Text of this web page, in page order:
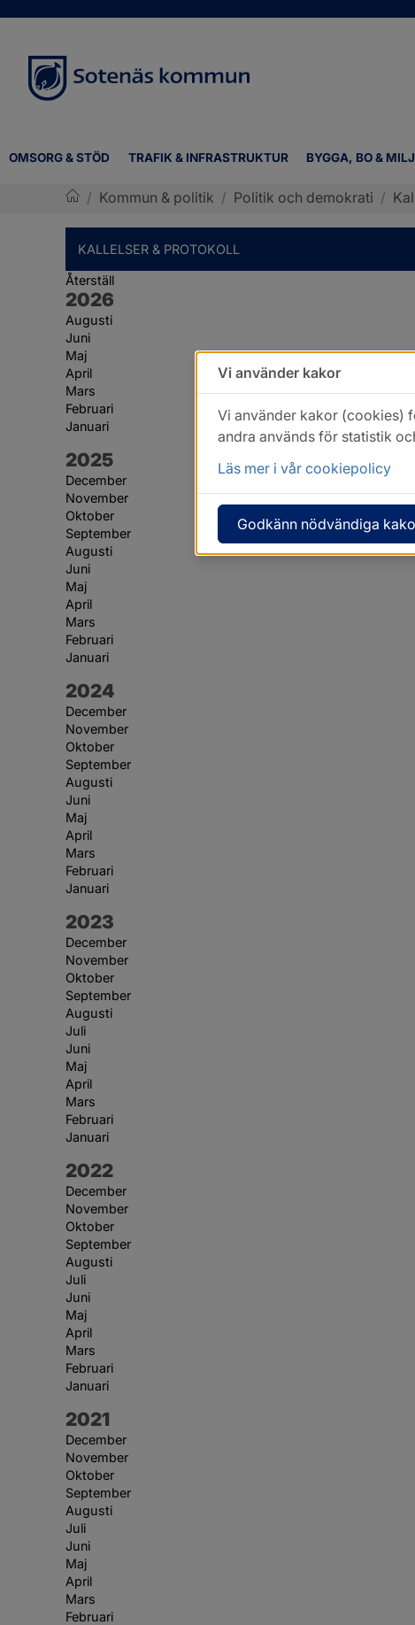
OMSORG & STÖD TRAFIK & INFRASTRUKTUR BYGGA, BO &
/ Kommun & politik / Politik och demokrati /
KALLELSER & PROTOKOLL
Återställ
År:
2026
Augusti
Juni
Maj
April
Mars
Februari
Januari
År:
2025
December
November
Oktober
September
Augusti
Juni
Maj
April
Mars
Februari
Januari
År:
2024
December
November
Oktober
September
Augusti
Juni
Maj
April
Mars
Februari
Januari
År:
2023
December
November
Oktober
September
Augusti
Juli
Juni
Maj
April
Mars
Februari
Januari
År:
2022
December
November
Oktober
September
Augusti
Juli
Juni
Maj
April
Mars
Februari
Januari
År:
2021
December
November
Oktober
September
Augusti
Juli
Juni
Maj
April
Mars
Februari
Vi använder kakor
Vi använder kakor (cookies)
andra används för statistik
Läs mer i vår cookiepolicy
Godkänn nödvändiga